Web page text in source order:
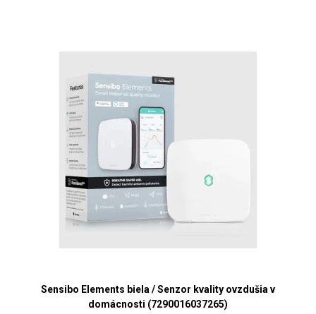
Sensibo Elements biela / Senzor kvality ovzdušia v
domácnosti (7290016037265)